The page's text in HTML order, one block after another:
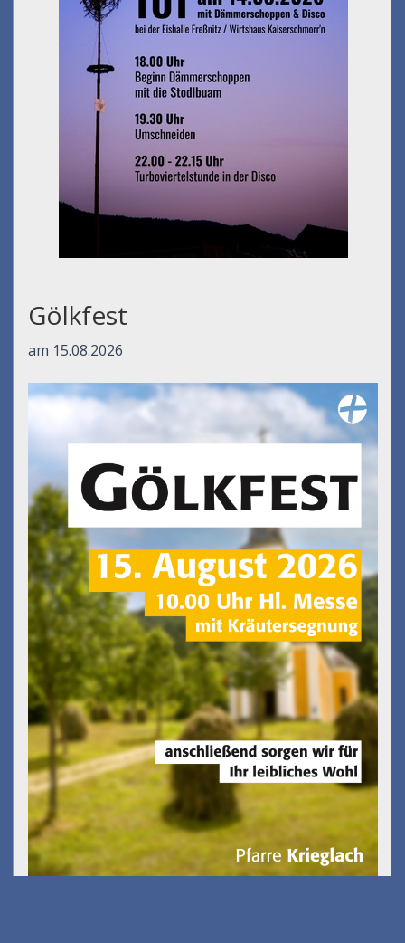
Umfall´n tut
Gölkfest
am 15.08.2026